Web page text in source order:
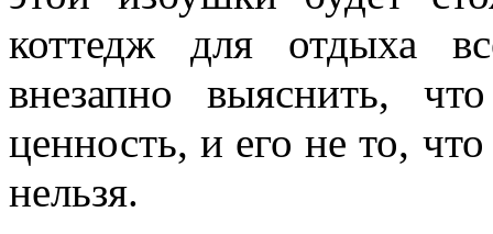
коттедж для отдыха
внезапно выяснить,
ценность, и его не то,
нельзя.